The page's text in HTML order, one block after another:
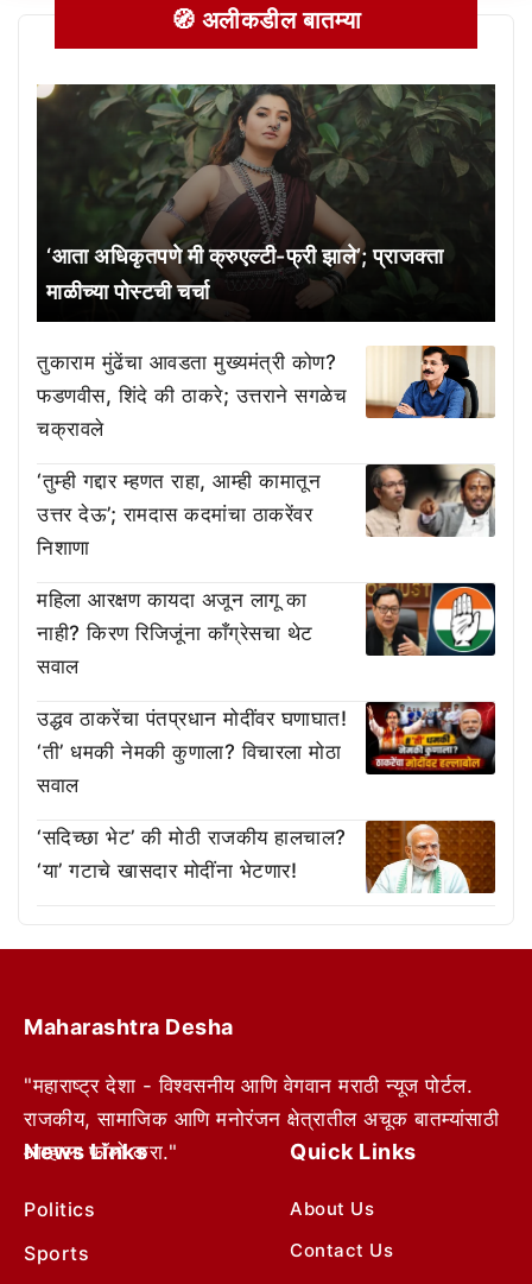
🧭 अलीकडील बातम्या
‘आता अधिकृतपणे मी क्रुएल्टी-फ्री झाले’; प्राजक्ता
माळीच्या पोस्टची चर्चा
तुकाराम मुंढेंचा आवडता मुख्यमंत्री कोण?
फडणवीस, शिंदे की ठाकरे; उत्तराने सगळेच
चक्रावले
‘तुम्ही गद्दार म्हणत राहा, आम्ही कामातून
उत्तर देऊ’; रामदास कदमांचा ठाकरेंवर
निशाणा
महिला आरक्षण कायदा अजून लागू का
नाही? किरण रिजिजूंना काँग्रेसचा थेट
सवाल
उद्धव ठाकरेंचा पंतप्रधान मोदींवर घणाघात!
‘ती’ धमकी नेमकी कुणाला? विचारला मोठा
सवाल
‘सदिच्छा भेट’ की मोठी राजकीय हालचाल?
‘या’ गटाचे खासदार मोदींना भेटणार!
Maharashtra Desha
"महाराष्ट्र देशा - विश्वसनीय आणि वेगवान मराठी न्यूज पोर्टल.
राजकीय, सामाजिक आणि मनोरंजन क्षेत्रातील अचूक बातम्यांसाठी
आम्हाला फॉलो करा."
News Links
Politics
Sports
Quick Links
About Us
Contact Us